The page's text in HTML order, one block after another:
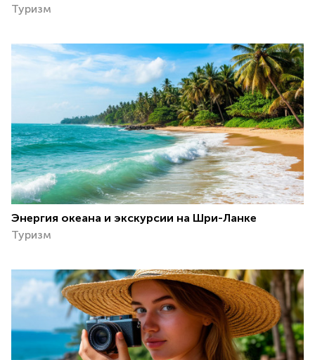
Туризм
Энергия океана и экскурсии на Шри-Ланке
Туризм